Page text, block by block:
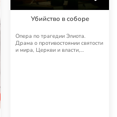
Убийство в соборе
Опера по трагедии Элиота.
Драма о противостоянии святости
и мира, Церкви и власти,